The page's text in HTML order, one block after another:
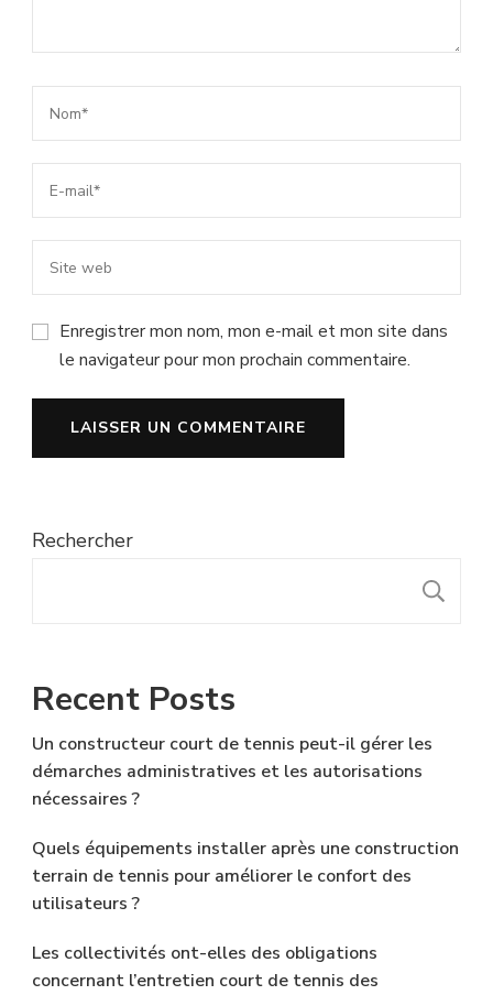
Enregistrer mon nom, mon e-mail et mon site dans
le navigateur pour mon prochain commentaire.
Rechercher
Recent Posts
Un constructeur court de tennis peut-il gérer les
démarches administratives et les autorisations
nécessaires ?
Quels équipements installer après une construction
terrain de tennis pour améliorer le confort des
utilisateurs ?
Les collectivités ont-elles des obligations
concernant l’entretien court de tennis des